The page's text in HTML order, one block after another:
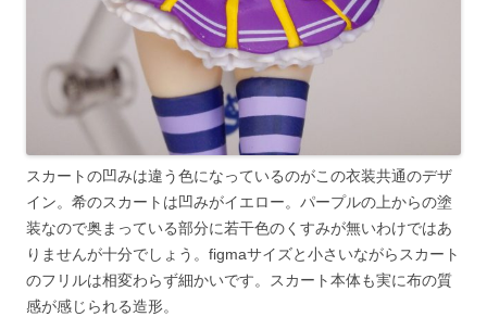
スカートの凹みは違う色になっているのがこの衣装共通のデザ
イン。希のスカートは凹みがイエロー。パープルの上からの塗
装なので奥まっている部分に若干色のくすみが無いわけではあ
りませんが十分でしょう。figmaサイズと小さいながらスカート
のフリルは相変わらず細かいです。スカート本体も実に布の質
感が感じられる造形。